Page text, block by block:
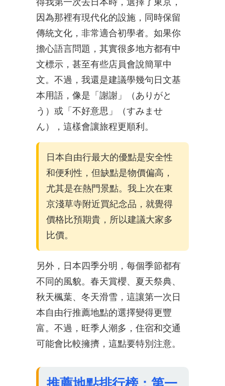
得我第一次去日本時，選擇了東京，
因為那裡有現代化的設施，同時保留
傳統文化，非常適合初學者。如果你
擔心語言問題，其實很多地方都有中
文標示，甚至有些店員會說簡單中
文。不過，我還是建議學幾句日文基
本用語，像是「謝謝」（ありがと
う）或「不好意思」（すみませ
ん），這樣會讓旅程更順利。
日本自由行最大的優點是安全性
和便利性，但缺點是物價偏高，
尤其是在熱門景點。我上次在東
京淺草寺附近買紀念品，就覺得
價格比預期貴，所以建議大家多
比價。
另外，日本四季分明，每個季節都有
不同的風貌。春天賞櫻、夏天祭典、
秋天楓葉、冬天滑雪，這讓第一次日
本自由行推薦地點的選擇變得更豐
富。不過，旺季人潮多，住宿和交通
可能會比較擁擠，這點要特別注意。